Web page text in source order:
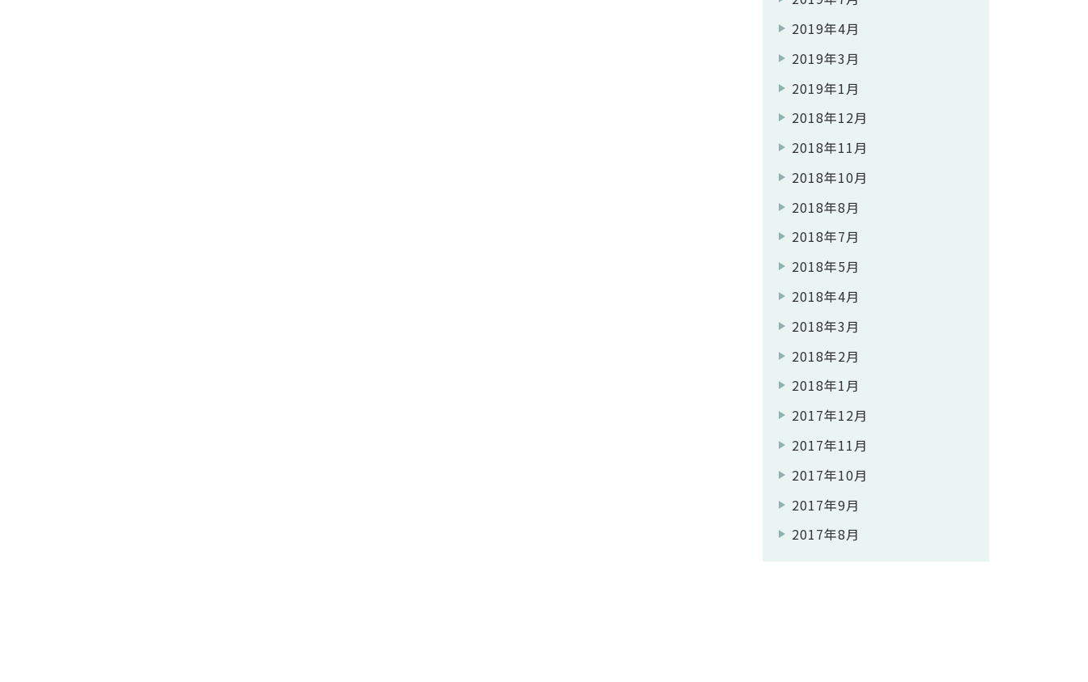
2019年4月
2019年3月
2019年1月
2018年12月
2018年11月
2018年10月
2018年8月
2018年7月
2018年5月
2018年4月
2018年3月
2018年2月
2018年1月
2017年12月
2017年11月
2017年10月
2017年9月
2017年8月